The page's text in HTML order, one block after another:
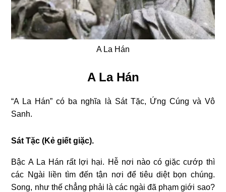
A La Hán
A La Hán
“A La Hán” có ba nghĩa là Sát Tặc, Ứng Cúng và Vô
Sanh.
Sát Tặc (Kẻ giết giặc).
Bậc A La Hán rất lợi hại. Hễ nơi nào có giặc cướp thì
các Ngài liền tìm đến tận nơi để tiêu diệt bọn chúng.
Song, như thế chẳng phải là các ngài đã phạm giới sao?